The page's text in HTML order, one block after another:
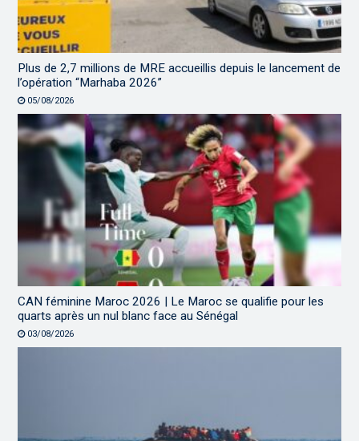
Plus de 2,7 millions de MRE accueillis depuis le lancement de
l’opération “Marhaba 2026”
05/08/2026
CAN féminine Maroc 2026 | Le Maroc se qualifie pour les
quarts après un nul blanc face au Sénégal
03/08/2026